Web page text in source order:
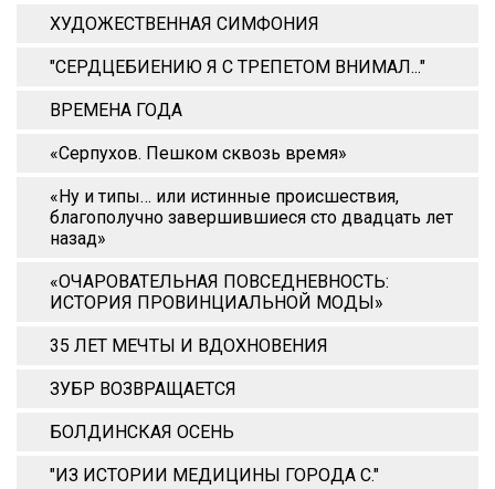
ХУДОЖЕСТВЕННАЯ СИМФОНИЯ
"СЕРДЦЕБИЕНИЮ Я С ТРЕПЕТОМ ВНИМАЛ..."
ВРЕМЕНА ГОДА
«Серпухов. Пешком сквозь время»
«Ну и типы… или истинные происшествия,
благополучно завершившиеся сто двадцать лет
назад»
«ОЧАРОВАТЕЛЬНАЯ ПОВСЕДНЕВНОСТЬ:
ИСТОРИЯ ПРОВИНЦИАЛЬНОЙ МОДЫ»
35 ЛЕТ МЕЧТЫ И ВДОХНОВЕНИЯ
ЗУБР ВОЗВРАЩАЕТСЯ
БОЛДИНСКАЯ ОСЕНЬ
"ИЗ ИСТОРИИ МЕДИЦИНЫ ГОРОДА С."